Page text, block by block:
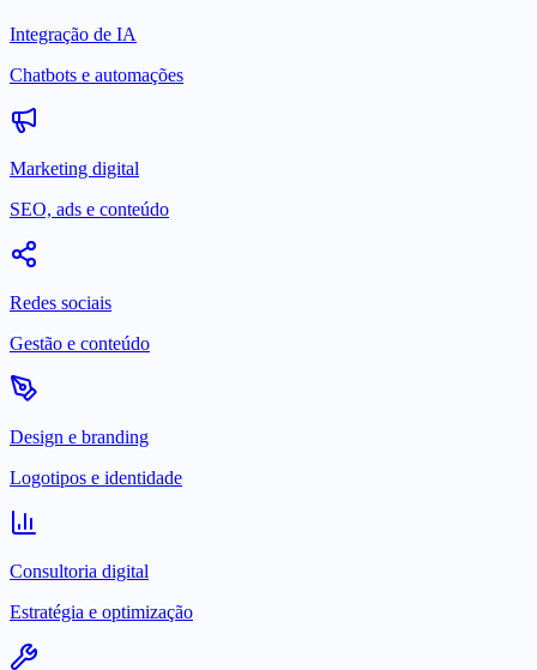
Integração de IA
Chatbots e automações
Marketing digital
SEO, ads e conteúdo
Redes sociais
Gestão e conteúdo
Design e branding
Logotipos e identidade
Consultoria digital
Estratégia e optimização